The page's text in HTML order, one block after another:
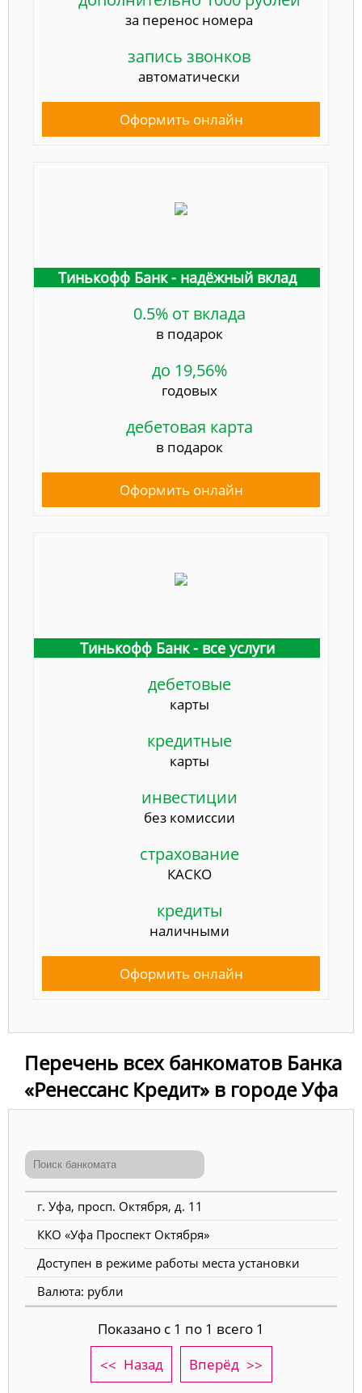
за перенос номера
запись звонков
автоматически
Оформить онлайн
Тинькофф Банк - надёжный вклад
0.5% от вклада
в подарок
до 19,56%
годовых
дебетовая карта
в подарок
Оформить онлайн
Тинькофф Банк - все услуги
дебетовые
карты
кредитные
карты
инвестиции
без комиссии
страхование
КАСКО
кредиты
наличными
Оформить онлайн
Перечень всех банкоматов Банка
«Ренессанс Кредит» в городе Уфа
г. Уфа, просп. Октября, д. 11
ККО «Уфа Проспект Октября»
Доступен в режиме работы места установки
Валюта: рубли
Показано с 1 по 1 всего 1
Назад
Вперёд